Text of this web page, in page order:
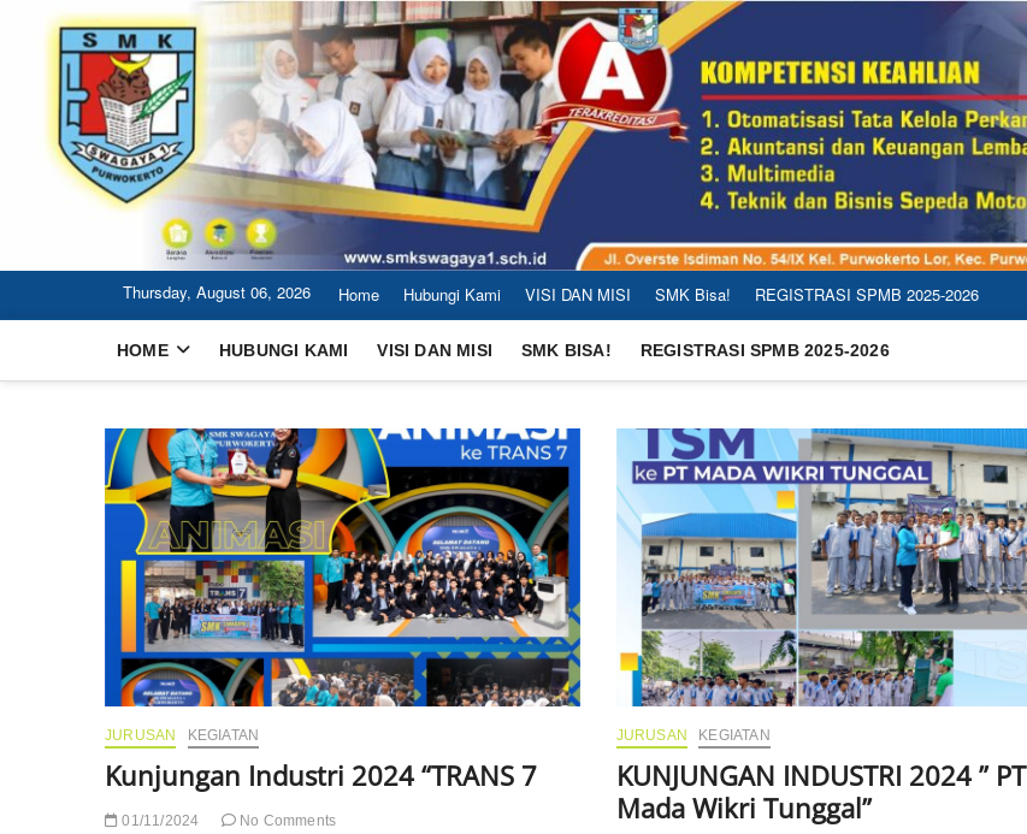
Thursday, August 06, 2026 Home Hubungi Kami VISI DAN MISI SMK Bisa! REGISTRASI SPMB 2025-2026
HOME HUBUNGI KAMI VISI DAN MISI SMK BISA! REGISTRASI SPMB 2025-2026
JURUSAN KEGIATAN
Kunjungan Industri 2024 “TRANS 7
01/11/2024 No Comments
JURUSAN KEGIATAN
KUNJUNGAN INDUSTRI 2024 ” PT
Mada Wikri Tunggal”